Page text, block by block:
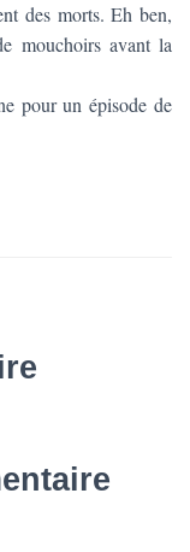
des morts. Eh ben,
mouchoirs avant la
pour un épisode de